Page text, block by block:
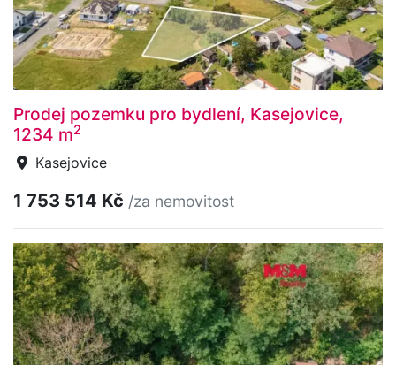
Prodej pozemku pro bydlení, Kasejovice,
1234 m2
Kasejovice
1 753 514 Kč /za nemovitost